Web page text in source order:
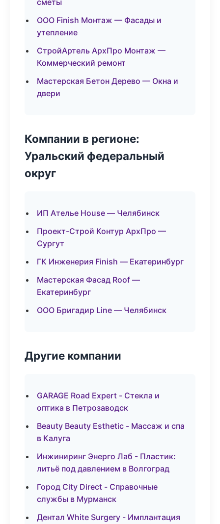
сметы
ООО Finish Монтаж — Фасады и
утепление
СтройАртель АрхПро Монтаж —
Коммерческий ремонт
Мастерская Бетон Дерево — Окна и
двери
Компании в регионе:
Уральский федеральный
округ
ИП Ателье House — Челябинск
Проект-Строй Контур АрхПро —
Сургут
ГК Инженерия Finish — Екатеринбург
Мастерская Фасад Roof —
Екатеринбург
ООО Бригадир Line — Челябинск
Другие компании
GARAGE Road Expert - Стекла и
оптика в Петрозаводск
Beauty Beauty Esthetic - Массаж и спа
в Калуга
Инжиниринг Энерго Лаб - Пластик:
литьё под давлением в Волгоград
Город City Direct - Справочные
службы в Мурманск
Дентал White Surgery - Имплантация